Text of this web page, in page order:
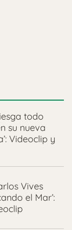
todo
su nueva
Videoclip y
Vives
el Mar’: